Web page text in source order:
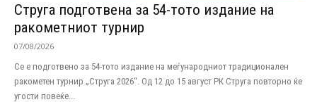
Струга подготвена за 54-тото издание на
ракометниот турнир
07/08/2026
Се е подготвено за 54-тото издание на меѓународниот традиционален
ракометен турнир „Струга 2026“. Од 12 до 15 август РК Струга повторно ќе
угости повеќе...